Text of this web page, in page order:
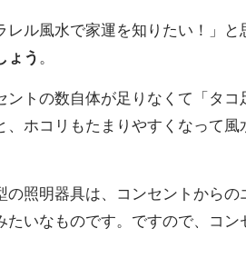
レル風水で家運を知りたい！」と
ょう 。
ントの数自体が足りなくて「タ
、ホコリもたまりやすくなって風
の照明器具は、コンセントから
たいなものです。ですので、コ